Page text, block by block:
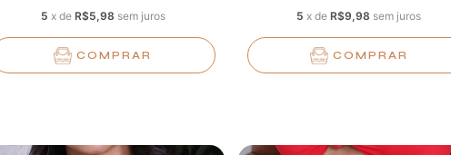
5 x de R$5,98 sem juros
COMPRAR
5 xdeR$9,98 sem juros
COMPRAR